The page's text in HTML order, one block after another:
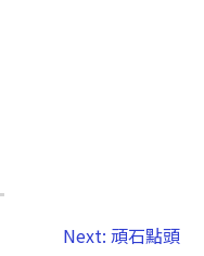
Next: 頑石點頭